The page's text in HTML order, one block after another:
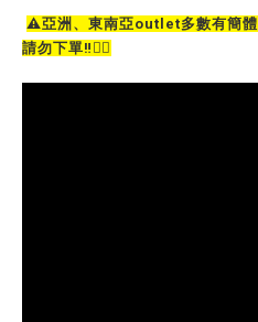
⚠️亞洲、東南亞outlet多數有簡
請勿下單‼️🙇‍♀️